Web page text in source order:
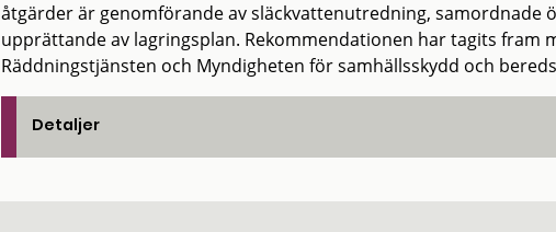
åtgärder är genomförande av släckvattenutredning, samordnade
upprättande av lagringsplan. Rekommendationen har tagits fram
Räddningstjänsten och Myndigheten för samhällsskydd och
Detaljer